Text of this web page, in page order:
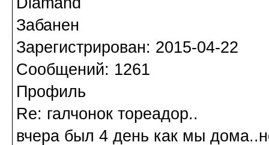
Забанен
Зарегистрирован: 2015-04-22
Сообщений: 1261
Профиль
Re: галчонок тореадор..
вчера был 4 день как мы